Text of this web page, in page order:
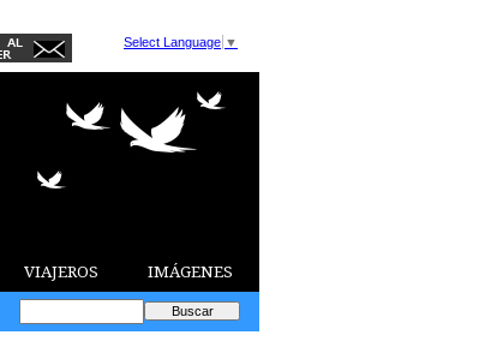
Select Language ▼
VIAJEROS IMÁGENES